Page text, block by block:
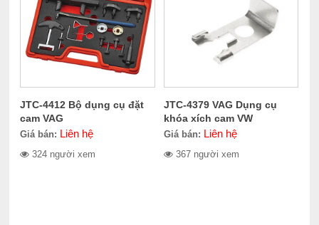
JTC-4412 Bộ dụng cụ đặt
cam VAG
Giá bán: Liên hệ
324 người xem
JTC-4379 VAG Dụng cụ
khóa xích cam VW
Giá bán: Liên hệ
367 người xem